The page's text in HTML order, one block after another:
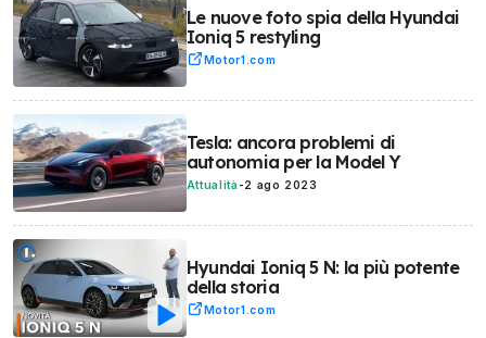
Le nuove foto spia della Hyundai
Ioniq 5 restyling
Motor1.com
Tesla: ancora problemi di
autonomia per la Model Y
Attualità -2 ago 2023
Hyundai Ioniq 5 N: la più potente
della storia
Motor1.com